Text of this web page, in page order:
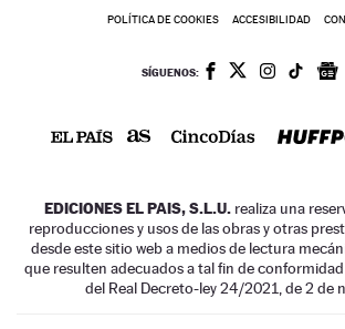
POLÍTICA DE COOKIES ACCESIBILIDAD
SÍGUENOS:
EDICIONES EL PAIS, S.L.U. realiza una
reproducciones y usos de las obras y otras
desde este sitio web a medios de lectura
que resulten adecuados a tal fin de
del Real Decreto-ley 24/2021, de 2 de